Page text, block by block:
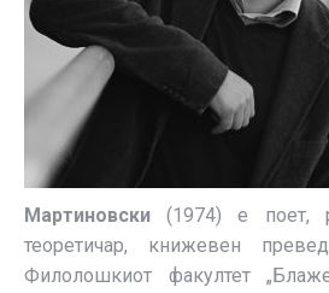
Мартиновски (1974) е поет,
теоретичар, книжевен
Филолошкиот факултет